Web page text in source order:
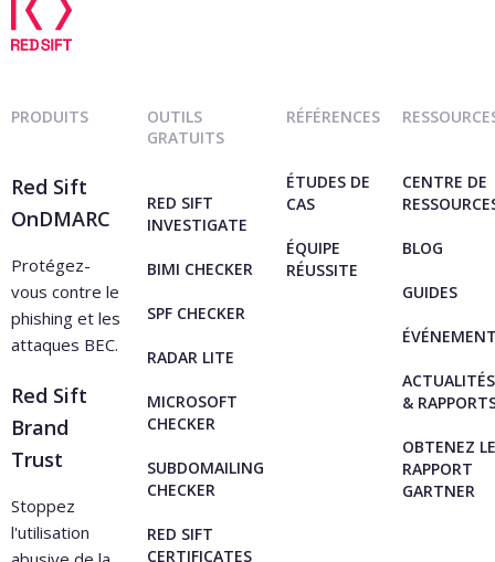
PRODUITS
Red Sift
OnDMARC
Protégez-
vous contre le
phishing et les
attaques BEC.
Red Sift
Brand
Trust
Stoppez
l'utilisation
OUTILS
GRATUITS
RED SIFT
INVESTIGATE
BIMI CHECKER
SPF CHECKER
RADAR LITE
MICROSOFT
CHECKER
SUBDOMAILING
CHECKER
RED SIFT
CERTIFICATES
RÉFÉRENCES
ÉTUDES DE
CAS
ÉQUIPE
RÉUSSITE
CENTRE DE
BLOG
GUIDES
ACTUALITÉS
&
OBTENEZ LE
RAPPORT
GARTNER